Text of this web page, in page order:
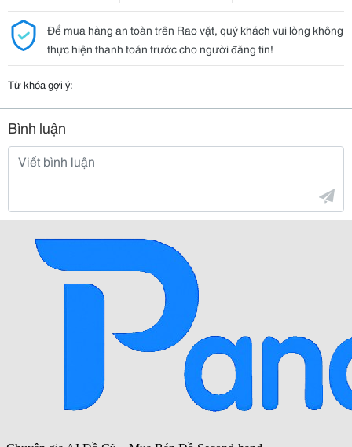
Để mua hàng an toàn trên Rao vặt, quý khách vui lòng không
thực hiện thanh toán trước cho người đăng tin!
Từ khóa gợi ý:
Bình luận